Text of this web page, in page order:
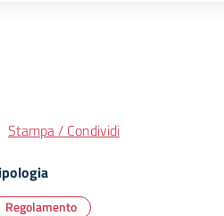
Stampa / Condividi
Regolamento